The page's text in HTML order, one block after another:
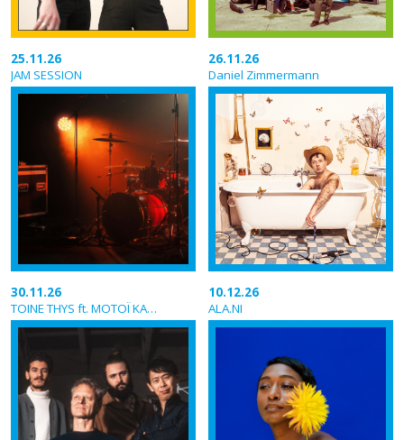
25.11.26
JAM SESSION
26.11.26
Daniel Zimmermann
30.11.26
TOINE THYS ft. MOTOÏ KANAMORI BANDO
10.12.26
ALA.NI